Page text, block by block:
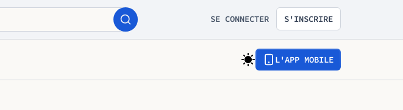
SE CONNECTER S'INSCRIRE
L'APP MOBILE